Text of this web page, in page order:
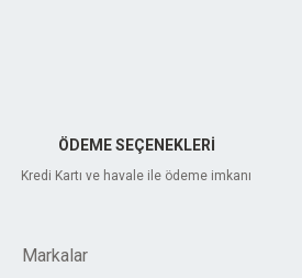
ÖDEME SEÇENEKLERİ
Kredi Kartı ve havale ile ödeme imkanı
Markalar